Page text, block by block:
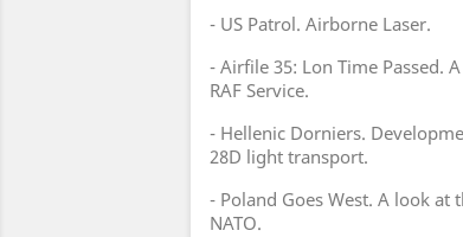
- US Patrol. Airborne Laser.
- Airfile 35: Lon Time Passed.
RAF Service.
- Hellenic Dorniers.
28D light transport.
- Poland Goes West. A look at
NATO.